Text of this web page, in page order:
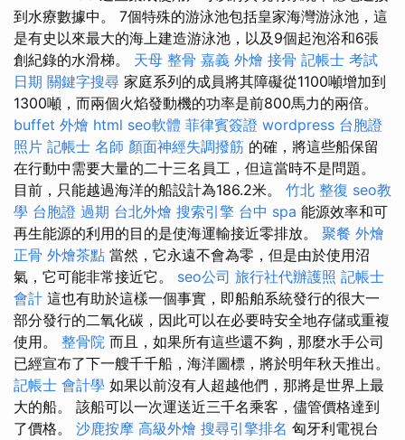
到水療數據中。 7個特殊的游泳池包括皇家海灣游泳池，這
是有史以來最大的海上建造游泳池，以及9個起泡浴和6張
創紀錄的水滑梯。 天母 整骨 嘉義 外燴 接骨 記帳士 考試
日期 關鍵字搜尋 家庭系列的成員將其障礙從1100噸增加到
1300噸，而兩個火焰發動機的功率是前800馬力的兩倍。
buffet 外燴 html seo軟體 菲律賓簽證 wordpress 台胞證
照片 記帳士 名師 顏面神經失調撥筋 的確，將這些船保留
在行動中需要大量的二十三名員工，但這當時不是問題。
目前，只能越過海洋的船設計為186.2米。 竹北 整復 seo教
學 台胞證 過期 台北外燴 搜索引擎 台中 spa 能源效率和可
再生能源的利用的目的是使海運輸接近零排放。 聚餐 外燴
正骨 外燴茶點 當然，它永遠不會為零，但是由於使用沼
氣，它可能非常接近它。 seo公司 旅行社代辦護照 記帳士
會計 這也有助於這樣一個事實，即船舶系統發行的很大一
部分發行的二氧化碳，因此可以在必要時安全地存儲或重複
使用。 整骨院 而且，如果所有這些還不夠，那麼水手公司
已經宣布了下一艘千千船，海洋圖標，將於明年秋天推出。
記帳士 會計學 如果以前沒有人超越他們，那將是世界上最
大的船。 該船可以一次運送近三千名乘客，儘管價格達到
了價格。 沙鹿按摩 高級外燴 搜尋引擎排名 匈牙利電視台